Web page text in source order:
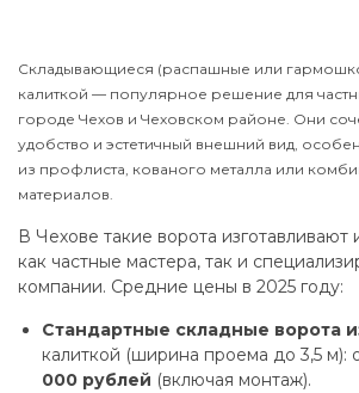
Складывающиеся (распашные или
калиткой — популярное решение для
городе Чехов и Чеховском районе. Они
удобство и эстетичный внешний вид,
из профлиста, кованого металла или
материалов.
В Чехове такие ворота изготавливают
как частные мастера, так и
компании. Средние цены в 2025 году:
Стандартные складные ворота
калиткой (ширина проема до 3,5 м):
000 рублей (включая монтаж).